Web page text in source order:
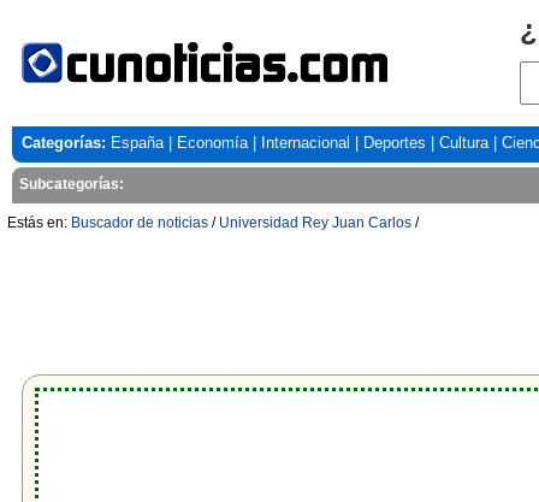
Categorías: España| Economía| Internacional Deportes Cultura|
Subcategorías:
Estás en: Buscador de noticias / Universidad Rey Juan Carlos /